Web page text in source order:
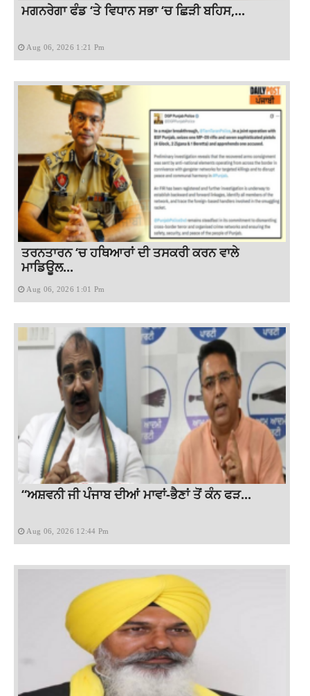
ਮਗਨਰੇਗਾ ਫੰਡ ‘ਤੇ ਵਿਧਾਨ ਸਭਾ ‘ਚ ਛਿੜੀ ਬਹਿਸ,...
Aug 06, 2026 1:21 Pm
ਤਰਨਤਾਰਨ ‘ਚ ਹਥਿਆਰਾਂ ਦੀ ਤਸਕਰੀ ਕਰਨ ਵਾਲੇ
ਮਾਡਿਊਲ...
Aug 06, 2026 1:01 Pm
“ਅਸ਼ਵਨੀ ਜੀ ਪੰਜਾਬ ਦੀਆਂ ਮਾਵਾਂ-ਭੈਣਾਂ ਤੋਂ ਕੰਨ ਫੜ...
Aug 06, 2026 12:44 Pm